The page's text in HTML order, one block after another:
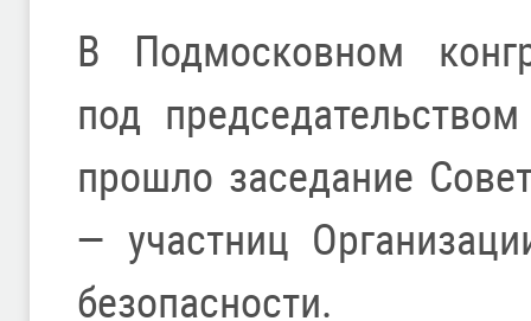
В Подмосковном
под
прошло заседание
— участниц
безопасности.